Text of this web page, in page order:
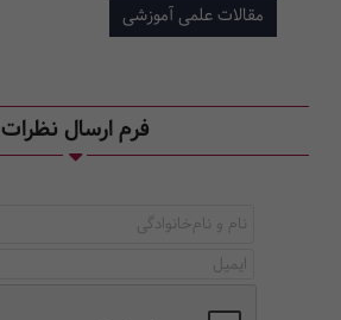
مقالات علمی آموزشی
فرم ارسال نظرات